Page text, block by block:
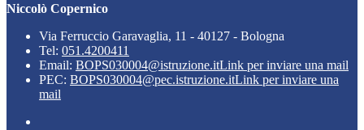
Niccolò Copernico
Via Ferruccio Garavaglia, 11 - 40127 - Bologna
Tel: 051.4200411
Email: BOPS030004@istruzione.itLink per inviare una mail
PEC: BOPS030004@pec.istruzione.itLink per inviare una
mail